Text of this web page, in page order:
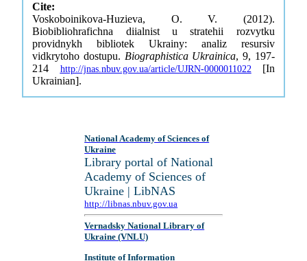
Cite:
Voskoboinikova-Huzieva, O. V. (2012).
Biobibliohrafichna diialnist u stratehii rozvytku
providnykh bibliotek Ukrainy: analiz resursiv
vidkrytoho dostupu. Biographistica Ukrainica, 9, 197-
214 http://jnas.nbuv.gov.ua/article/UJRN-0000011022 [In
Ukrainian].
National Academy of Sciences of
Ukraine
Library portal of National
Academy of Sciences of
Ukraine | LibNAS
http://libnas.nbuv.gov.ua
Vernadsky National Library of
Ukraine (VNLU)
Institute of Information